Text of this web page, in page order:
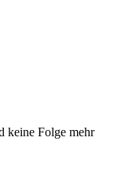
keine Folge mehr